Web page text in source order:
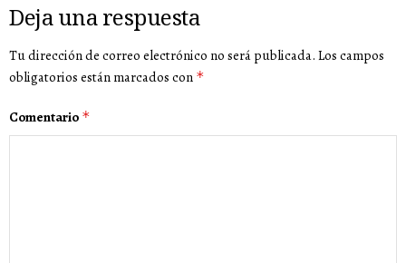
Deja una respuesta
Tu dirección de correo electrónico no será publicada. Los campos
obligatorios están marcados con *
Comentario *